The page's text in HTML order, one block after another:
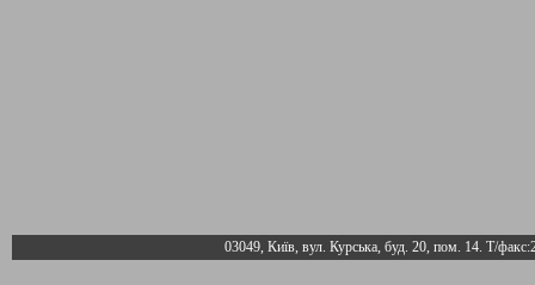
03049, Київ, вул. Курська, буд. 20, пом. 14. Т/